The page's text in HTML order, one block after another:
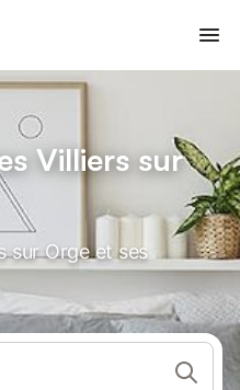
Villiers sur
sur Orge et ses